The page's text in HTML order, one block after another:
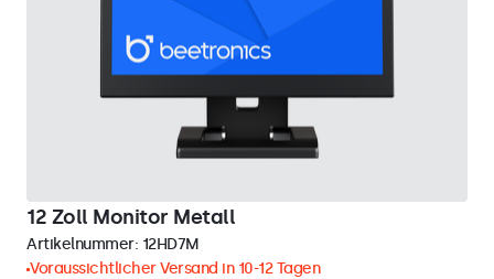
12 Zoll Monitor Metall
Artikelnummer: 12HD7M
Voraussichtlicher Versand in 10-12 Tagen